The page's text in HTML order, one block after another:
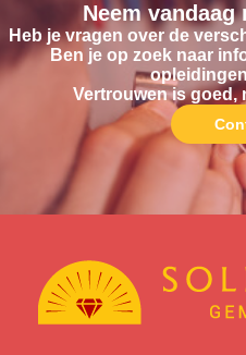
Neem
Heb je vragen over de
Ben je op zoek naar
Vertrouwen is goed,